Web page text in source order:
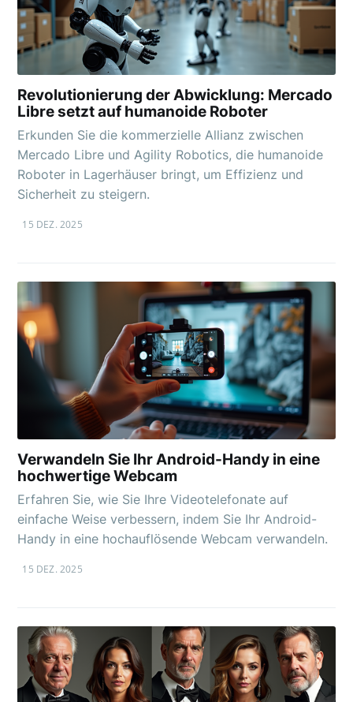
Revolutionierung der Abwicklung: Mercado
Libre setzt auf humanoide Roboter
Erkunden Sie die kommerzielle Allianz zwischen
Mercado Libre und Agility Robotics, die humanoide
Roboter in Lagerhäuser bringt, um Effizienz und
Sicherheit zu steigern.
15 DEZ. 2025
Verwandeln Sie Ihr Android-Handy in eine
hochwertige Webcam
Erfahren Sie, wie Sie Ihre Videotelefonate auf
einfache Weise verbessern, indem Sie Ihr Android-
Handy in eine hochauflösende Webcam verwandeln.
15 DEZ. 2025